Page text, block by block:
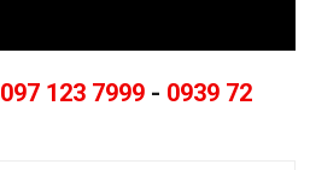
097 123 7999 - 0939 72